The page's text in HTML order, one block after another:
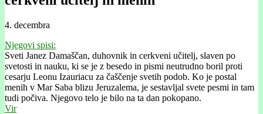
4. decembra
Njegovi spisi:
Sveti Janez Damaščan, duhovnik in cerkveni učitelj, slaven po
svetosti in nauku, ki se je z besedo in pismi neutrudno boril proti
cesarju Leonu Izauriacu za čaščenje svetih podob. Ko je postal
menih v Mar Saba blizu Jeruzalema, je sestavljal svete pesmi in tam
tudi počiva. Njegovo telo je bilo na ta dan pokopano.
Vir